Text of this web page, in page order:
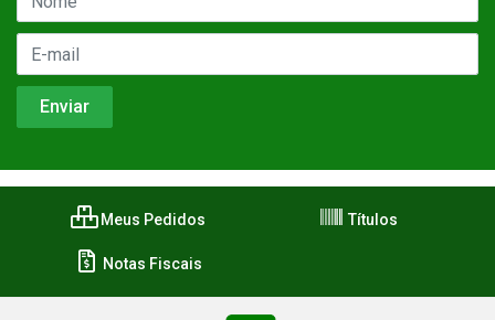
Meus Pedidos Títulos
Notas Fiscais